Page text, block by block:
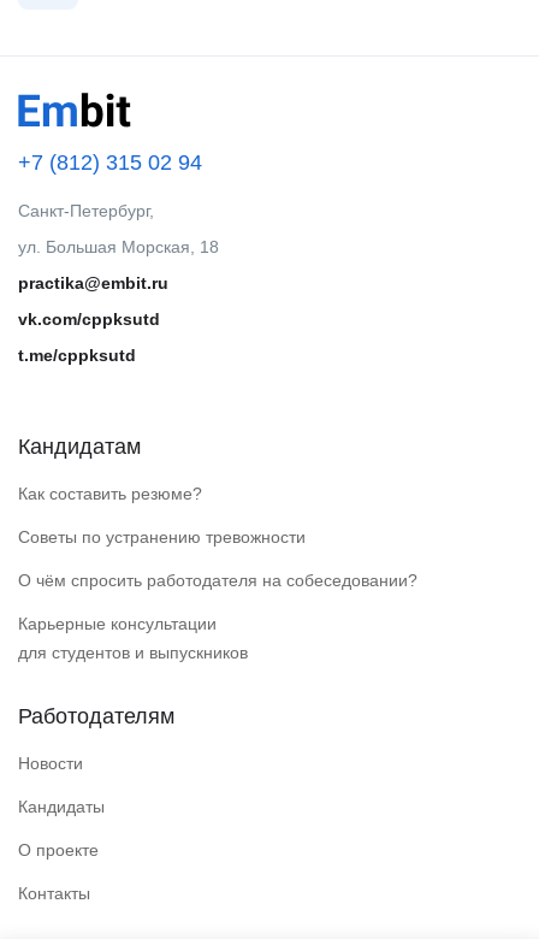
+7 (812) 315 02 94
Санкт-Петербург,
ул. Большая Морская, 18
practika@embit.ru
vk.com/cppksutd
t.me/cppksutd
Кандидатам
Как составить резюме?
Советы по устранению тревожности
О чём спросить работодателя на собеседовании?
Карьерные консультации
для студентов и выпускников
Работодателям
Новости
Кандидаты
О проекте
Контакты